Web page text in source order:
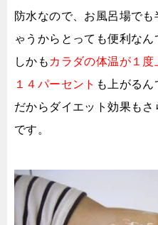
防水なので、お風呂場で
ゃうからとっても便利なん
しかも カラダの体温が１
１４パーセント も上がるん
だからダイエット効果も
です。